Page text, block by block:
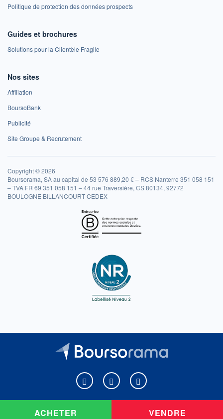
ACHETER VENDRE
Politique de protection des données prospects
Guides et brochures
Solutions pour la Clientèle Fragile
Nos sites
Affiliation
BoursoBank
Publicité
Site Groupe & Recrutement
Copyright © 2026
Boursorama, SA au capital de 53 576 889,20 € – RCS Nanterre 351 058 151
– TVA FR 69 351 058 151 – 44 rue Traversière, CS 80134, 92772
BOULOGNE BILLANCOURT CEDEX
Boursorama sur Facebook
Boursorama sur XBoursorama sur